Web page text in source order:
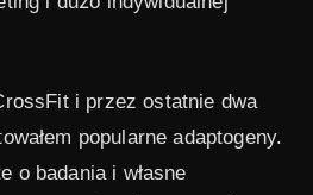
mają efekty uboczne?
i przez ostatnie dwa
popularne adaptogeny.
o badania i własne